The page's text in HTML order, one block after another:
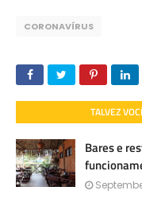
CORONAVÍRUS
TALVEZ
Bares e